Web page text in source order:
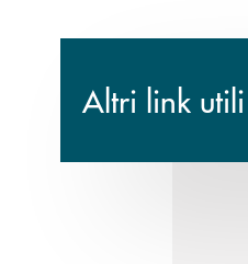
Altri link utili